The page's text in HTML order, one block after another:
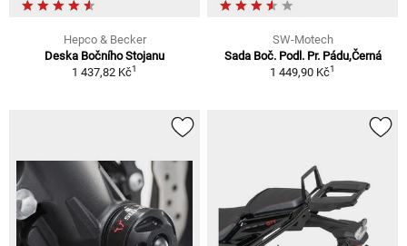
Hepco & Becker
Deska Bočního Stojanu
1 437,82 Kč1
SW-Motech
Sada Boč. Podl. Pr. Pádu,Černá
1 449,90 Kč1